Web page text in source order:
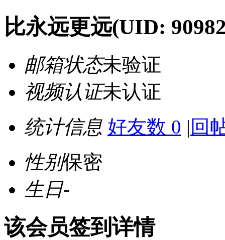
比永远更远(UID:
邮箱状态未验证
视频认证未认证
统计信息 好友数 0 | 回
性别保密
生日-
该会员签到详情